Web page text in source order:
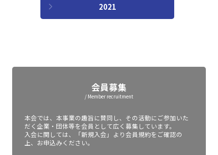
2021
会員募集
/ Member recruitment
本会では、本事業の趣旨に賛同し、その活動にご参加いた
だく企業・団体等を会員として広く募集しています。
入会に関しては、「新規入会」より会員規約をご確認の
上、お申込みください。